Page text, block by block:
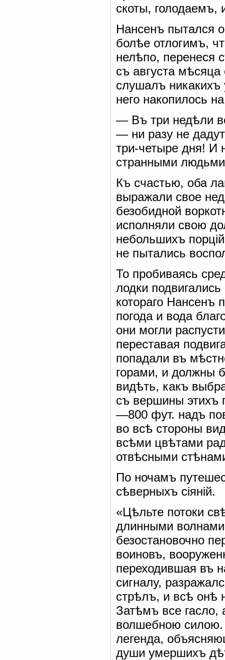
скоты, голодаемъ,
Нансенъ пытался
болѣе отлогимъ,
нелѣпо, перенеся
съ августа
слушалъ никакихъ
него накопилось
— Въ три недѣли
— ни разу не
три-четыре дня! И
странными
Къ счастью, оба
выражали свое
безобидной
исполняли свою
небольшихъ
не пытались
То пробиваясь
лодки
котораго Нансенъ
погода и вода
они могли
переставая
попадали въ
горами, и должны
видѣть, какъ
съ вершины этихъ
—800 фут. надъ
во всѣ стороны
всѣми цвѣтами
отвѣсными
По ночамъ
сѣверныхъ сіяній.
«Цѣльте потоки
длинными волнами
безостановочно
воиновъ,
переходившая въ
сигналу,
стрѣлъ, и всѣ онѣ
Затѣмъ все гасло,
волшебною силою.
легенда,
души умершихъ